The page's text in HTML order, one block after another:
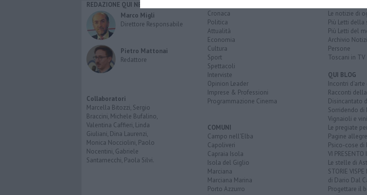
REDAZIONE QUI NEWS
Marco Migli
Direttore Responsabile
Pietro Mattonai
Redattore
Collaboratori
Marcella Bitozzi, Sergio
Braccini, Michele Bufalino,
Valentina Caffieri, Linda
Giuliani, Dina Laurenzi,
Monica Nocciolini, Paolo
Nocentini, Gabriele
Santarnecchi, Paola Silvi.
Cronaca
Politica
Attualità
Economia
Cultura
Sport
Spettacoli
Interviste
Opinion Leader
Imprese & Professioni
Programmazione Cinema
COMUNI
Campo nell'Elba
Capoliveri
Capraia Isola
Isola del Giglio
Marciana
Marciana Marina
Porto Azzurro
Le notizie di
Più Letti della
Più Letti del
Archivio
Persone
Toscani in TV
QUI BLOG
Incontri d'arte
Racconti
Disincantato
Sorridendo di
Vignaioli e
Le pregiate
Pagine
Psico-cose di
VI
Le stelle di
STORIE
di Dario Dal
Progettare il